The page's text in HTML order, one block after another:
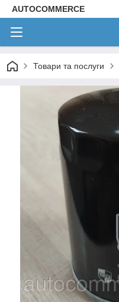
AUTOCOMMERCE
Товари та послуги